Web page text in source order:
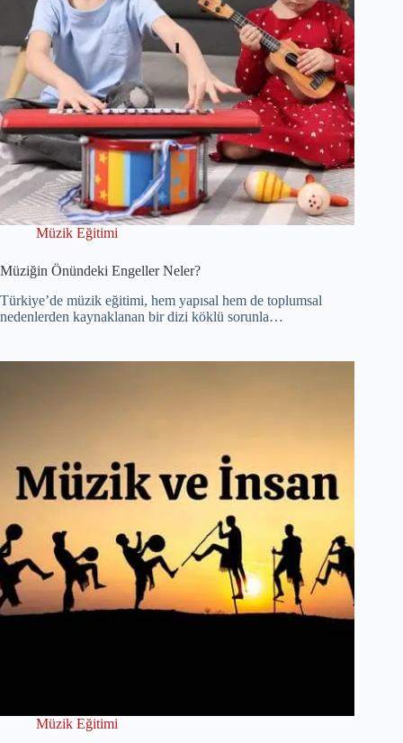
Müzik Eğitimi
Müziğin Önündeki Engeller Neler?
Türkiye’de müzik eğitimi, hem yapısal hem de toplumsal
nedenlerden kaynaklanan bir dizi köklü sorunla…
Müzik Eğitimi